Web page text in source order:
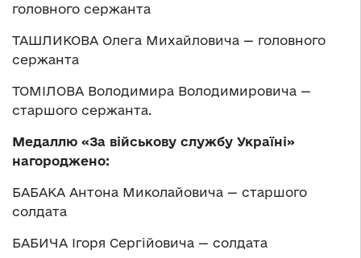
головного сержанта
ТАШЛИКОВА Олега Михайловича — головного
сержанта
ТОМІЛОВА Володимира Володимировича —
старшого сержанта.
Медаллю «За військову службу Україні»
нагороджено:
БАБАКА Антона Миколайовича — старшого
солдата
БАБИЧА Ігоря Сергійовича — солдата